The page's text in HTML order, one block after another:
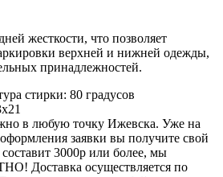
жесткости, что позволяет
верхней и нижней одежды,
принадлежностей.
стирки: 80 градусов
в любую точку Ижевска. Уже на
заявки вы получите свой
3000р или более, мы
Доставка осуществляется по